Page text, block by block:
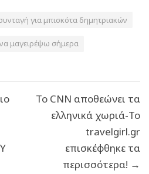
για μπισκότα δημητριακών
να μαγειρέψω σήμερα
To CNN αποθεώνει τα
ελληνικά χωριά-Το
travelgirl.gr
επισκέφθηκε τα
περισσότερα! →